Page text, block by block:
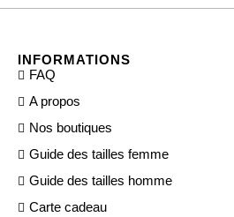
INFORMATIONS
FAQ
A propos
Nos boutiques
Guide des tailles femme
Guide des tailles homme
Carte cadeau